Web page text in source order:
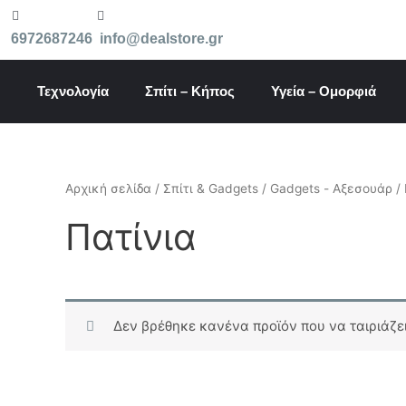
Μετάβαση
στο6972687246 info@dealstore.gr
Τεχνολογία Σπίτι – Κήπος Υγεία – Ομορφιά
Αρχική σελίδα / Σπίτι & Gadgets / Gadgets - Αξεσουάρ /
Πατίνια
Δεν βρέθηκε κανένα προϊόν που να